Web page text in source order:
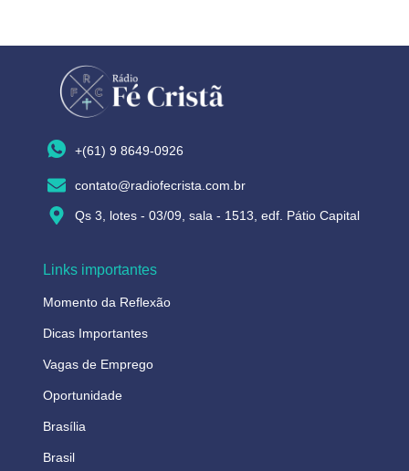
+(61) 9 8649-0926
contato@radiofecrista.com.br
Qs 3, lotes - 03/09, sala - 1513, edf. Pátio Capital
Links importantes
Momento da Reflexão
Dicas Importantes
Vagas de Emprego
Oportunidade
Brasília
Brasil